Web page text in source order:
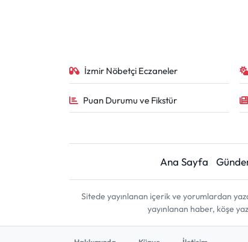
İzmir Nöbetçi Eczaneler
Puan Durumu ve Fikstür
Ana Sayfa
Sitede yayınlanan içerik ve yorumlardan
yayınlanan haber, köşe